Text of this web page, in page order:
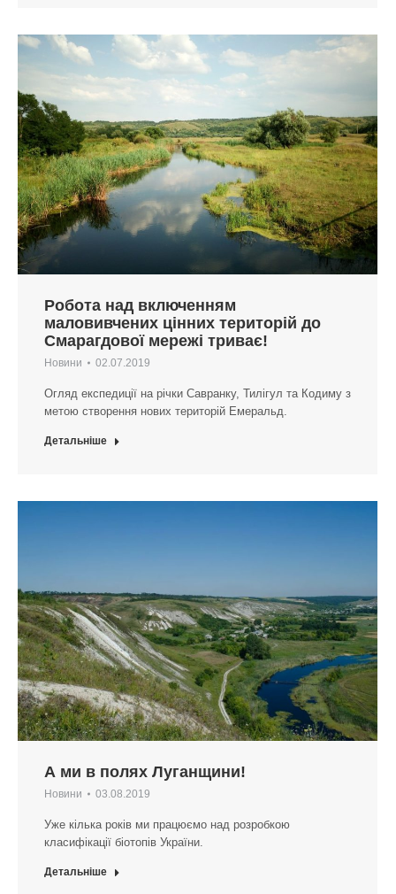
Робота над включенням
маловивчених цінних територій до
Смарагдової мережі триває!
Новини 02.07.2019
Огляд експедиції на річки Савранку, Тилігул та Кодиму з
метою створення нових територій Емеральд.
Детальніше
А ми в полях Луганщини!
Новини 03.08.2019
Уже кілька років ми працюємо над розробкою
класифікації біотопів України.
Детальніше